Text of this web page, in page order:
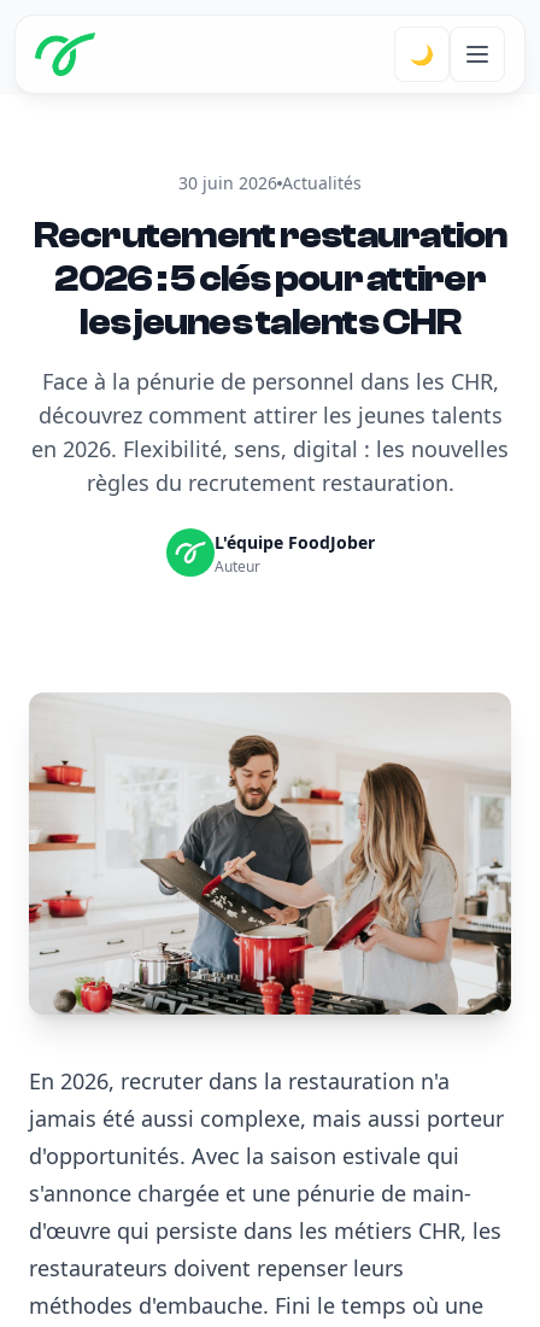
🌙
30 juin 2026 Actualités
Recrutement restauration
2026 : 5 clés pour attirer
les jeunes talents CHR
Face à la pénurie de personnel dans les CHR,
découvrez comment attirer les jeunes talents
en 2026. Flexibilité, sens, digital : les nouvelles
règles du recrutement restauration.
L'équipe FoodJober
Auteur
En 2026, recruter dans la restauration n'a
jamais été aussi complexe, mais aussi porteur
d'opportunités. Avec la saison estivale qui
s'annonce chargée et une pénurie de main-
d'œuvre qui persiste dans les métiers CHR, les
restaurateurs doivent repenser leurs
méthodes d'embauche. Fini le temps où une